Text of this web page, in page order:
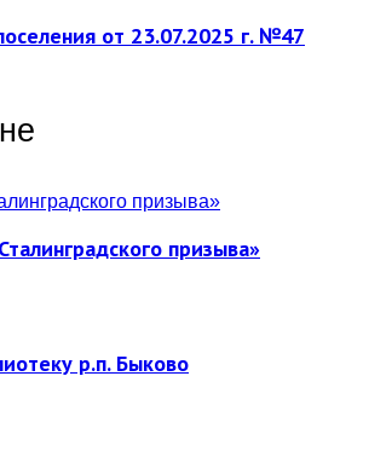
от 23.07.2025 г. №47
призыва»
р.п. Быково